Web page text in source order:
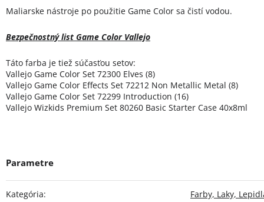
Maliarske nástroje po použitie Game Color sa čistí vodou.
Bezpečnostný list Game Color Vallejo
Táto farba je tiež súčasťou setov:
Vallejo Game Color Set 72300 Elves (8)
Vallejo Game Color Effects Set 72212 Non Metallic Metal (8)
Vallejo Game Color Set 72299 Introduction (16)
Vallejo Wizkids Premium Set 80260 Basic Starter Case 40x8ml
Kategória: Farby, Laky,